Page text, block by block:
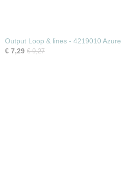
Output Loop & lines - 4219010 Azure
€ 7,29 € 9,27